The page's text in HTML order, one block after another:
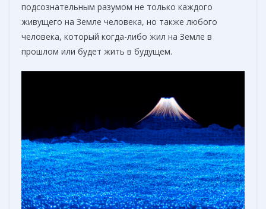
подсознательным разумом не только каждого
живущего на Земле человека, но также любого
человека, который когда-либо жил на Земле в
прошлом или будет жить в будущем.